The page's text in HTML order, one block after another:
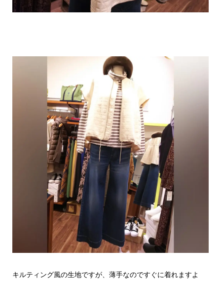
キルティング風の生地ですが、薄手なのですぐに着れますよ